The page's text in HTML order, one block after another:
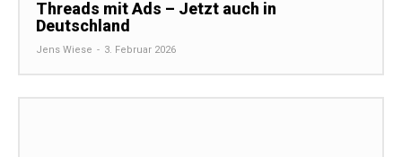
Threads mit Ads – Jetzt auch in
Deutschland
Jens Wiese - 3. Februar 2026